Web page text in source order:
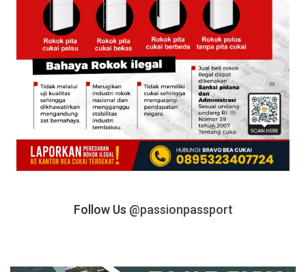
Follow Us @passionpassport